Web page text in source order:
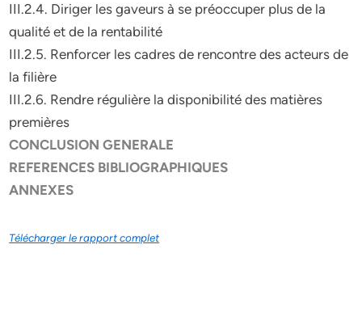
III.2.4. Diriger les gaveurs à se préoccuper plus de la
qualité et de la rentabilité
III.2.5. Renforcer les cadres de rencontre des acteurs de
la filière
III.2.6. Rendre régulière la disponibilité des matières
premières
CONCLUSION GENERALE
REFERENCES BIBLIOGRAPHIQUES
ANNEXES
Télécharger le rapport complet